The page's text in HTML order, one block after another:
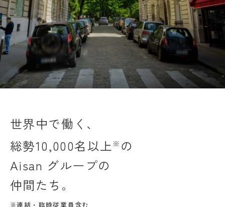
世界中で働く、
総勢10,000名以上※ の
Aisan グループの
仲間たち。
※連結・臨時従業員含む